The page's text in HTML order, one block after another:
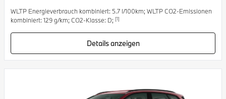
WLTP Energieverbrauch kombiniert: 5.7 l/100km; WLTP CO2-Emissionen
kombiniert: 129 g/km; CO2-Klasse: D; [1]
Details anzeigen